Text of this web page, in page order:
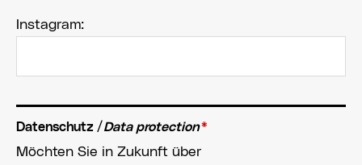
Instagram:
Datenschutz /Data protection*
Möchten Sie in Zukunft über